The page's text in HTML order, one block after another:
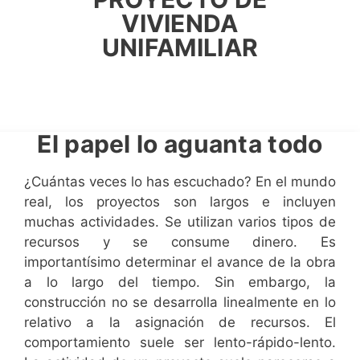
VIVIENDA
UNIFAMILIAR
VIVIENDA
UNIFAMILIAR
VIVIENDA
UNIFAMILIAR
El papel lo aguanta todo
¿Cuántas veces lo has escuchado? En el mundo
real, los proyectos son largos e incluyen
muchas actividades. Se utilizan varios tipos de
recursos y se consume dinero. Es
importantísimo determinar el avance de la obra
a lo largo del tiempo. Sin embargo, la
construcción no se desarrolla linealmente en lo
relativo a la asignación de recursos. El
comportamiento suele ser lento-rápido-lento.